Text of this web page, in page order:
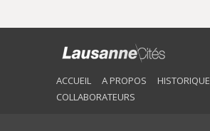
ACCUEIL A PROPOS
HISTORIQUE
COLLABORATEURS